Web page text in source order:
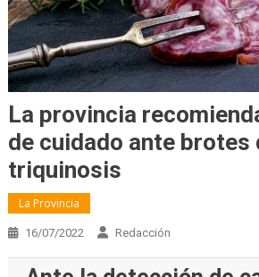
La provincia
de cuidado ante brotes
triquinosis
La Provincia
16/07/2022 Redacción